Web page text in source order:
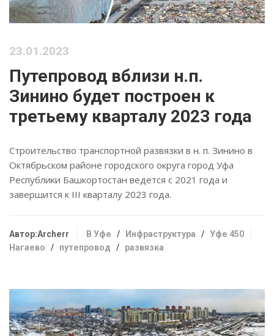
23.01.2023
Путепровод вблизи н.п.
Зинино будет построен к
третьему кварталу 2023 года
Строительство транспортной развязки в н. п. Зинино в
Октябрьском районе городского округа город Уфа
Республики Башкортостан ведется с 2021 года и
завершится к III кварталу 2023 года.
Автор:Archerr В Уфе / Инфраструктура /Уфе 450
Нагаево / путепровод / развязка